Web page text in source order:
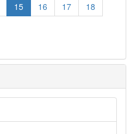
15 16 17
18